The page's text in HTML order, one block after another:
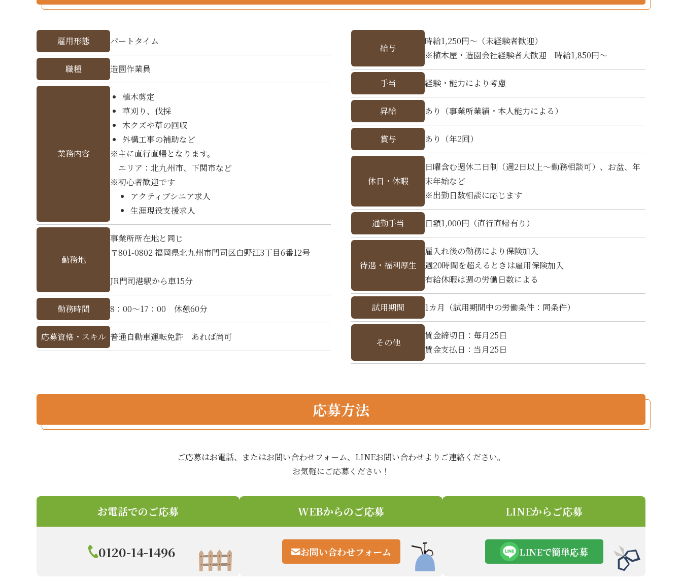
雇用形態 パートタイム
職種 造園作業員
業務内容
植木剪定
草刈り、伐採
木クズや草の回収
外構工事の補助など
主に直行直帰となります。
エリア：北九州市、下関市など
初心者歓迎です
アクティブシニア求人
生涯現役支援求人
勤務地
事業所所在地と同じ
〒801-0802 福岡県北九州市門司区白野江3丁目6番12号
JR門司港駅から車15分
勤務時間 8：00～17：00 休憩60分
応募資格・スキル 普通自動車運転免許 あれば尚可
給与
時給1,250円～（未経験者歓迎）
※植木屋・造園会社経験者大歓迎 時給1,850円～
手当 経験・能力により考慮
昇給 あり（事業所業績・本人能力による）
賞与 あり（年2回）
休日・休暇
日曜含む週休二日制（週2日以上～勤務相談可）、お盆、年
末年始など
※出勤日数相談に応じます
通勤手当 日額1,000円（直行直帰有り）
待遇・福利厚生
雇入れ後の勤務により保険加入
週20時間を超えるときは雇用保険加入
有給休暇は週の労働日数による
試用期間 1カ月（試用期間中の労働条件：同条件）
その他
賃金締切日：毎月25日
賃金支払日：当月25日
応募方法
ご応募はお電話、またはお問い合わせフォーム、LINEお問い合わせよりご連絡ください。
お気軽にご応募ください！
お電話でのご応募
0120-14-1496
WEBからのご応募
お問い合わせフォーム
LINEからご応募
LINEで簡単応募